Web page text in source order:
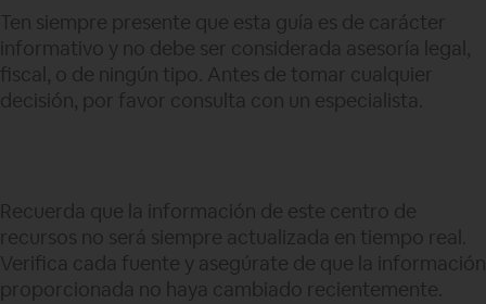
Ten siempre presente que esta guía es de carácter
informativo y no debe ser considerada asesoría legal,
fiscal, o de ningún tipo. Antes de tomar cualquier
decisión, por favor consulta con un especialista.
Recuerda que la información de este centro de
recursos no será siempre actualizada en tiempo real.
Verifica cada fuente y asegúrate de que la información
proporcionada no haya cambiado recientemente.